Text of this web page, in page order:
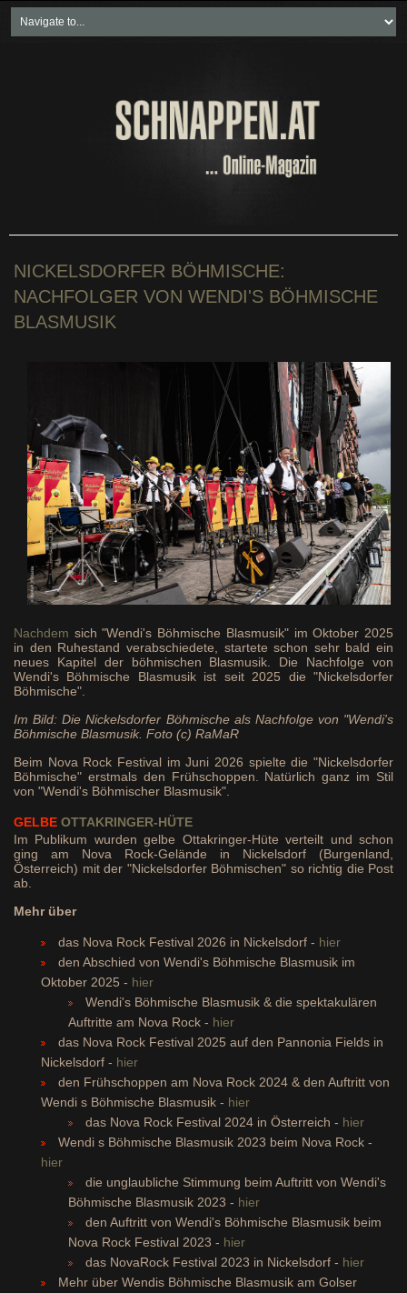
Neueste Beiträge
Soziales & Projekte
NICKELSDORFER BÖHMISCHE:
NACHFOLGER VON WENDI'S BÖHMISCHE
BLASMUSIK
Nachdem sich "Wendi's Böhmische Blasmusik" im Oktober 2025
in den Ruhestand verabschiedete, startete schon sehr bald ein
neues Kapitel der böhmischen Blasmusik. Die Nachfolge von
Wendi's Böhmische Blasmusik ist seit 2025 die "Nickelsdorfer
Böhmische".
Im Bild: Die Nickelsdorfer Böhmische als Nachfolge von "Wendi's
Böhmische Blasmusik. Foto (c) RaMaR
Beim Nova Rock Festival im Juni 2026 spielte die "Nickelsdorfer
Böhmische" erstmals den Frühschoppen. Natürlich ganz im Stil
von "Wendi's Böhmischer Blasmusik".
GELBE OTTAKRINGER-HÜTE
Im Publikum wurden gelbe Ottakringer-Hüte verteilt und schon
ging am Nova Rock-Gelände in Nickelsdorf (Burgenland,
Österreich) mit der "Nickelsdorfer Böhmischen" so richtig die Post
ab.
Mehr über
das Nova Rock Festival 2026 in Nickelsdorf - hier
den Abschied von Wendi's Böhmische Blasmusik im
Oktober 2025 - hier
Wendi's Böhmische Blasmusik & die spektakulären
Auftritte am Nova Rock - hier
das Nova Rock Festival 2025 auf den Pannonia Fields in
Nickelsdorf - hier
den Frühschoppen am Nova Rock 2024 & den Auftritt von
Wendi s Böhmische Blasmusik - hier
das Nova Rock Festival 2024 in Österreich - hier
Wendi s Böhmische Blasmusik 2023 beim Nova Rock -
hier
die unglaubliche Stimmung beim Auftritt von Wendi's
Böhmische Blasmusik 2023 - hier
den Auftritt von Wendi's Böhmische Blasmusik beim
Nova Rock Festival 2023 - hier
das NovaRock Festival 2023 in Nickelsdorf - hier
Mehr über Wendis Böhmische Blasmusik am Golser